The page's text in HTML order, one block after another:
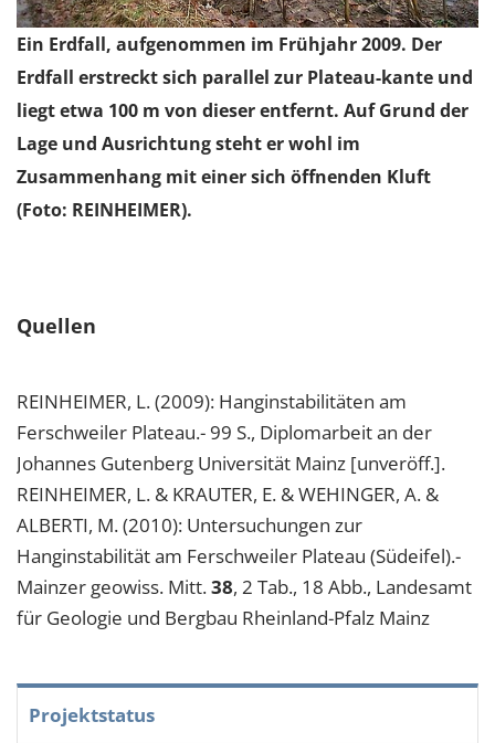
Ein Erdfall, aufgenommen im Frühjahr 2009. Der
Erdfall erstreckt sich parallel zur Plateau-kante und
liegt etwa 100 m von dieser entfernt. Auf Grund der
Lage und Ausrichtung steht er wohl im
Zusammenhang mit einer sich öffnenden Kluft
(Foto: REINHEIMER).
Quellen
REINHEIMER, L. (2009): Hanginstabilitäten am
Ferschweiler Plateau.- 99 S., Diplomarbeit an der
Johannes Gutenberg Universität Mainz [unveröff.].
REINHEIMER, L. & KRAUTER, E. & WEHINGER, A. &
ALBERTI, M. (2010): Untersuchungen zur
Hanginstabilität am Ferschweiler Plateau (Südeifel).-
Mainzer geowiss. Mitt.38, 2 Tab., 18 Abb., Landesamt
für Geologie und Bergbau Rheinland-Pfalz Mainz
Projektstatus